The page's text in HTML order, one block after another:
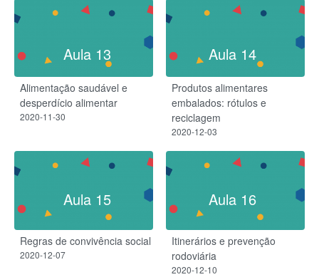
Aula 13
Alimentação saudável e
desperdício alimentar
2020-11-30
Aula 14
Produtos alimentares
embalados: rótulos e
reciclagem
2020-12-03
Aula 15
Regras de convivência social
2020-12-07
Aula 16
Itinerários e prevenção
rodoviária
2020-12-10